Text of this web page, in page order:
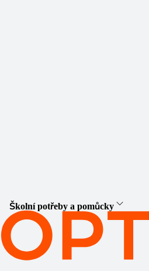
Školní potřeby a pomůcky